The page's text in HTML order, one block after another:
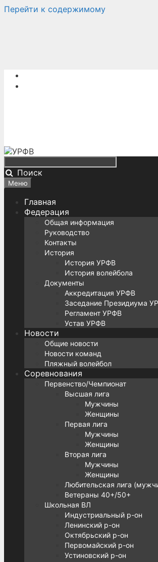
Перейти к содержимому
Поиск
Меню
Главная
Федерация
Общая информация
Руководство
Контакты
История
История УРФВ
История волейбола
Документы
Аккредитация УРФВ
Заседание Президиума
Регламент УРФВ
Устав УРФВ
Новости
Общие новости
Новости команд
Пляжный волейбол
Соревнования
Первенство/Чемпионат
Высшая лига
Мужчины
Женщины
Первая лига
Мужчины
Женщины
Вторая лига
Мужчины
Женщины
Любительская лига
Ветераны 40+/50+
Школьная ВЛ
Индустриальный р-он
Ленинский р-он
Октябрьский р-он
Первомайский р-он
Устиновский р-он